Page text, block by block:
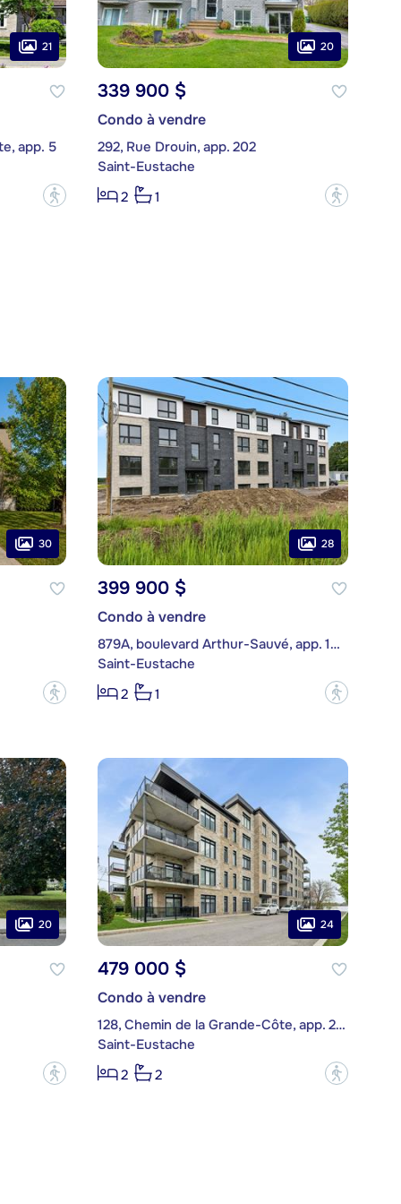
21
app. 5
?
20
339 900 $
Condo à vendre
292, Rue Drouin, app. 202
Saint-Eustache
2
1 ?
30
?
28
399 900 $
Condo à vendre
879A, boulevard Arthur-Sauvé, app. 102
Saint-Eustache
2
1 ?
20
?
24
479 000 $
Condo à vendre
128, Chemin de la Grande-Côte, app. 206
Saint-Eustache
2
2 ?